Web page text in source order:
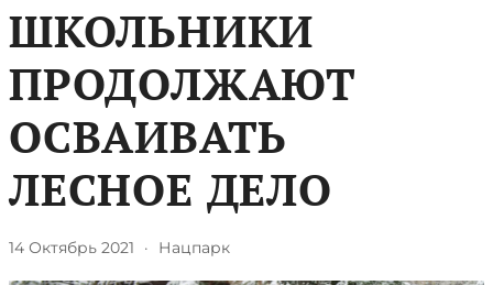
ШКОЛЬНИКИ
ПРОДОЛЖАЮТ
ОСВАИВАТЬ
ЛЕСНОЕ ДЕЛО
14 Октябрь 2021 · Нацпарк